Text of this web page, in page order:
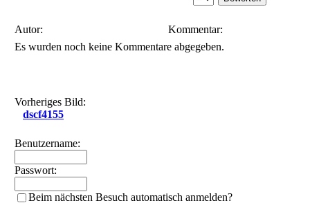
Autor:
Kommentar:
Es wurden noch keine Kommentare abgegeben.
Vorheriges Bild:
dscf4155
Benutzername:
Passwort:
Beim nächsten Besuch automatisch anmelden?